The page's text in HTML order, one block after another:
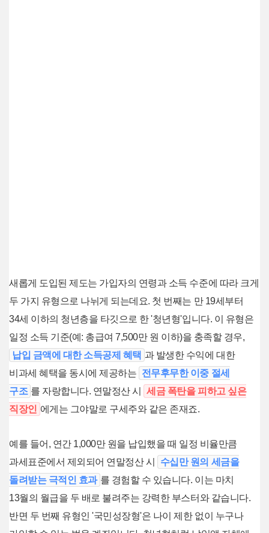
새롭게 도입된 제도는 가입자의 연령과 소득 수준에 따라 크게
두 가지 유형으로 나뉘게 되는데요. 첫 번째는 만 19세부터
34세 이하의 청년층을 타깃으로 한 '청년형'입니다. 이 유형은
일정 소득 기준(예: 총급여 7,500만 원 이하)을 충족할 경우,
납입 금액에 대한 소득공제 혜택 과 발생한 수익에 대한
비과세 혜택을 동시에 제공하는 전무후무한 이중 절세
구조 를 자랑합니다. 연말정산 시
세금 폭탄을 피하고 싶은
직장인 에게는 그야말로 구세주와 같은 존재죠.
예를 들어, 연간 1,000만 원을 납입했을 때 일정 비율만큼
과세표준에서 제외되어 연말정산 시
수십만 원의 세금을
돌려받는 극적인 효과 를 경험할 수 있습니다. 이는 마치
13월의 월급을 두 배로 불려주는 강력한 부스터와 같습니다.
반면 두 번째 유형인 '국민성장형'은 나이 제한 없이 누구나